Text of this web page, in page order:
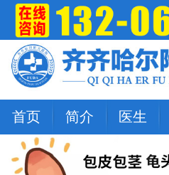
首页 简介 医生